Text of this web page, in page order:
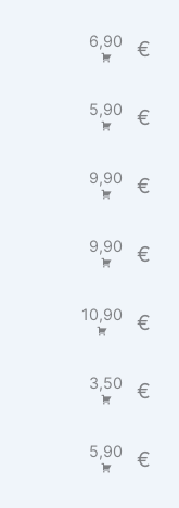
6,90 €
5,90 €
9,90 €
9,90 €
10,90 €
3,50 €
5,90 €